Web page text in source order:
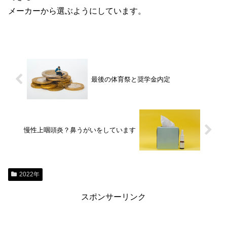
メーカーから選ぶようにしています。
最後の体育祭と奨学金内定
慢性上咽頭炎？鼻うがいをしています
2022年
スポンサーリンク